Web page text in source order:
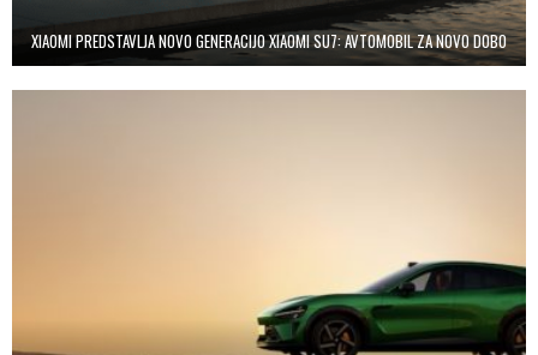
XIAOMI PREDSTAVLJA NOVO GENERACIJO XIAOMI SU7: AVTOMOBIL ZA NOVO DOBO